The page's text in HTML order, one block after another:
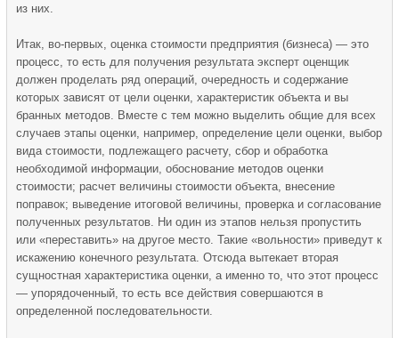
из них.
Итак, во-первых, оценка стоимости предприятия (бизнеса) — это
процесс, то есть для получения результата эксперт оценщик
должен проделать ряд операций, очередность и содержание
которых зависят от цели оценки, характеристик объекта и вы
бранных методов. Вместе с тем можно выделить общие для всех
случаев этапы оценки, например, определение цели оценки, выбор
вида стоимости, подлежащего расчету, сбор и обработка
необходимой информации, обоснование методов оценки
стоимости; расчет величины стоимости объекта, внесение
поправок; выведение итоговой величины, проверка и согласование
полученных результатов. Ни один из этапов нельзя пропустить
или «переставить» на другое место. Такие «вольности» приведут к
искажению конечного результата. Отсюда вытекает вторая
сущностная характеристика оценки, а именно то, что этот процесс
— упорядоченный, то есть все действия совершаются в
определенной последовательности.